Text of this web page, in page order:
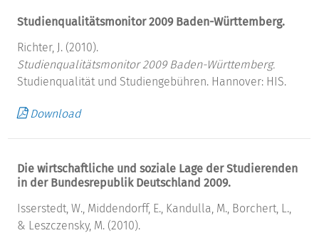
Studienqualitätsmonitor 2009 Baden-Württemberg.
Richter, J. (2010).
Studienqualitätsmonitor 2009 Baden-Württemberg.
Studienqualität und Studiengebühren. Hannover: HIS.
Download
Die wirtschaftliche und soziale Lage der Studierenden
in der Bundesrepublik Deutschland 2009.
Isserstedt, W., Middendorff, E., Kandulla, M., Borchert, L.,
& Leszczensky, M. (2010).